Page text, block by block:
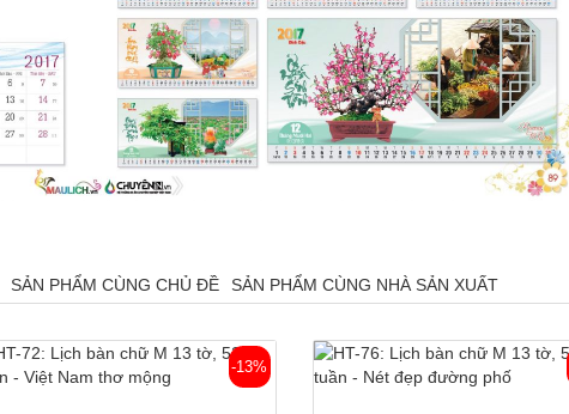
SẢN PHẨM CÙNG CHỦ ĐỀ SẢN PHẨM CÙNG NHÀ SẢN XUẤT
-13%